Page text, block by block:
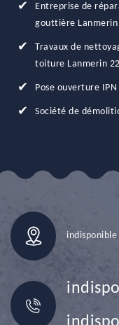
Entreprise de
gouttière Lanmerin
Travaux de
toiture Lanmerin
Pose ouverture
Société de
indisponible